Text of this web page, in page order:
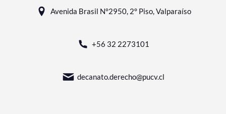
Avenida Brasil N°2950, 2° Piso, Valparaíso
+56 32 2273101
decanato.derecho@pucv.cl